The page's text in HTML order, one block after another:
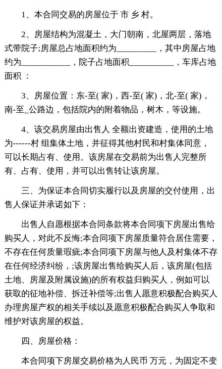
1、本合同交易的房屋位于 市 乡 村。
2、房屋结构为混凝土，大门朝南，北屋两层，落地
式带院子;房屋总占地面积约为_________，其中房屋占地
约为___________，院子占地面积__________，车库占地
面积 ：
3、房屋位置：东-至( 家)，西-至( 家)，北-至( 家)，
南-至_公路边，包括院内的附着物品，树木，等设施。
4、该交易房屋由出售人 全额出资建造，使用的土地
为------村 组集体土地，并征得其他村民和村集体同意，
可以长期占有、使用。该房屋在交易前为出售人完整所
有、占有、使用，并可以出售转让该房屋。
三、为保证本合同切实履行以及房屋的交付使用，出
售人保证并承诺如下：
出售人自愿根据本合同条款将本合同项下房屋出售给
购买人，对此不反悔;本合同项下房屋质量符合居住需要，
不存在任何质量瑕疵;本合同项下房屋与他人及村集体不存
在任何经济纠纷，;该房屋出售给购买人后，该房屋(包括
土地、房屋及附属设施)的所有权益归购买人，例如可以
获取的征地补偿、拆迁补偿等;出售人愿意积极配合购买人
办理房屋产权的相关手续以及愿意积极配合购买人争取和
维护对该房屋的权益。
四、房屋价格：
本合同项下房屋交易价格为人民币 万元，为固定不变